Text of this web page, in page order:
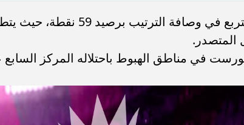
مانشستر سيتي يتربع في وصافة
المتصدر.
في مناطق الهبوط باحتلاله المركز السابع عشر